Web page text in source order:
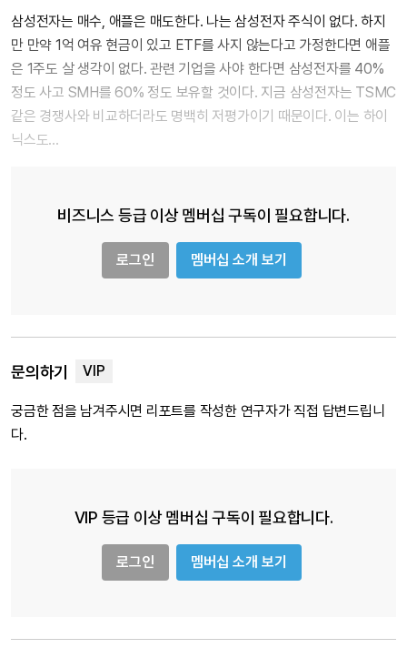
삼성전자는 매수, 애플은 매도한다. 나는 삼성전자 주식이 없다. 하지
만 만약 1억 여유 현금이 있고 ETF를 사지 않는다고 가정한다면 애플
은 1주도 살 생각이 없다. 관련 기업을 사야 한다면 삼성전자를 40%
정도 사고 SMH를 60% 정도 보유할 것이다. 지금 삼성전자는 TSMC
같은 경쟁사와 비교하더라도 명백히 저평가이기 때문이다. 이는 하이
닉스도…
비즈니스 등급 이상 멤버십 구독이 필요합니다.
로그인 멤버십 소개 보기
문의하기
궁금한 점을 남겨주시면 리포트를 작성한 연구자가 직접 답변드립니
다.
VIP 등급 이상 멤버십 구독이 필요합니다.
로그인 멤버십 소개 보기